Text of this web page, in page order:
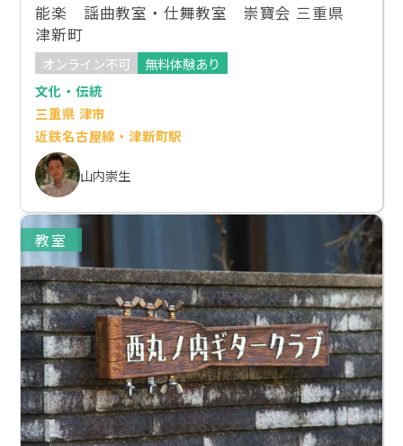
能楽 謡曲教室・仕舞教室 崇寶会 三重県
津新町
オンライン不可
無料体験あり
文化・伝統
三重県 津市
近鉄名古屋線・津新町駅
山内崇生
教室